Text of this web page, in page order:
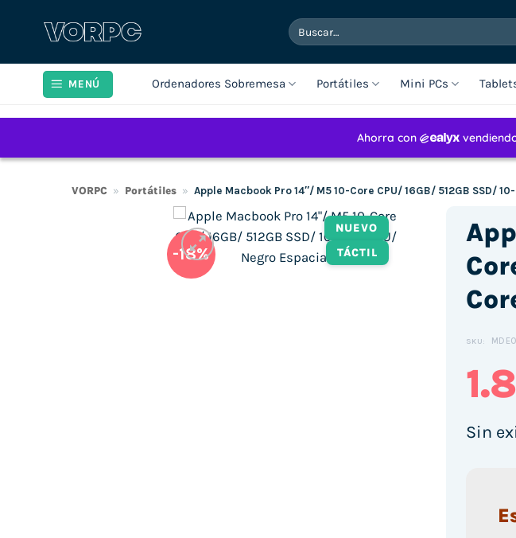
Buscar
por:
MENÚ Ordenadores Sobremesa Portátiles Mini PCs
VORPC » Portátiles » Apple Macbook Pro 14″/ M5 10-Core CPU/ 16GB/ 512GB SSD/
NUEVO
TÁCTIL
-18%
SKU:
Sin